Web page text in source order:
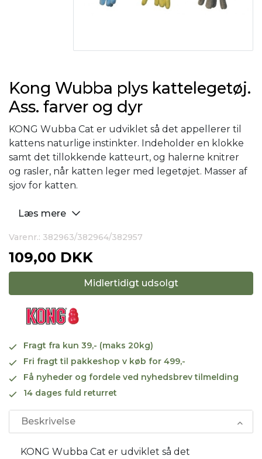
Kong Wubba plys kattelegetøj.
Ass. farver og dyr
KONG Wubba Cat er udviklet så det appellerer til
kattens naturlige instinkter. Indeholder en klokke
samt det tillokkende katteurt, og halerne knitrer
og rasler, når katten leger med legetøjet. Masser af
sjov for katten.
Læs mere
Varenr.: 382963/382964/382957
109,00 DKK
Midlertidigt udsolgt
Fragt fra kun 39,- (maks 20kg)
Fri fragt til pakkeshop v køb for 499,-
Få nyheder og fordele ved nyhedsbrev tilmelding
14 dages fuld returret
Beskrivelse
KONG Wubba Cat er udviklet så det